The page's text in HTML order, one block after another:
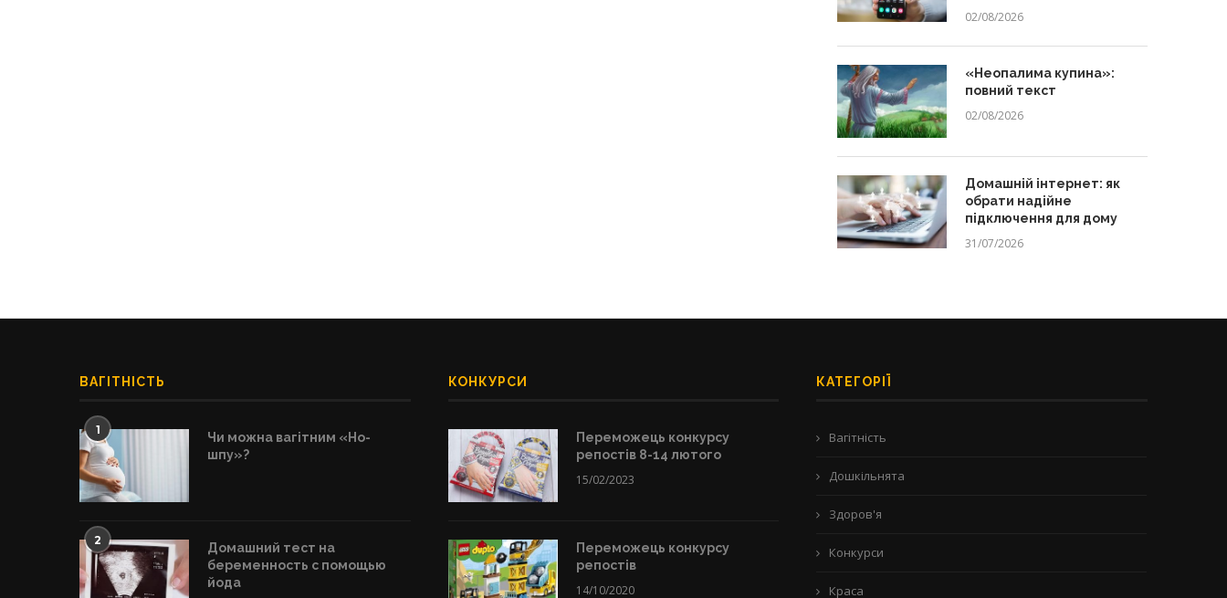
02/08/2026
«Неопалима купина»:
повний текст
02/08/2026
Домашній інтернет: як
обрати надійне
підключення для дому
31/07/2026
ВАГІТНІСТЬ
1
Чи можна вагітним «Но-
шпу»?
2
Домашний тест на
беременность с помощью
йода
КОНКУРСИ
Переможець конкурсу
репостів 8-14 лютого
15/02/2023
Переможець конкурсу
репостів
14/10/2020
КАТЕГОРІЇ
Вагітність
Дошкільнята
Здоров'я
Конкурси
Краса